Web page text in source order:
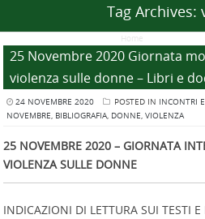
Tag Archives:
Home
25 Novembre 2020 Giornata
violenza sulle donne – Libri e
24 NOVEMBRE 2020 POSTED IN INCONTRI
NOVEMBRE, BIBLIOGRAFIA, DONNE, VIOLENZA
25 NOVEMBRE 2020 – GIORNATA
VIOLENZA SULLE DONNE
INDICAZIONI DI LETTURA SUI TESTI